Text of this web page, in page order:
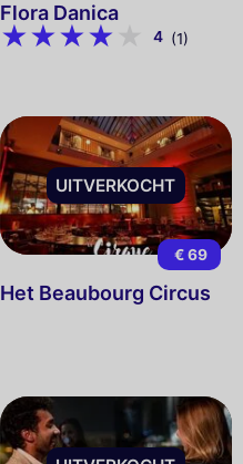
Flora Danica
4 (1)
UITVERKOCHT
€ 69
Het Beaubourg Circus